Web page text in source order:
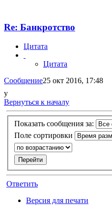
Re: Банкротство
Цитата
Цитата
Сообщение25 окт 2016, 17:48
у
Вернуться к началу
Показать сообщения за:
Поле сортировки
Ответить
Версия для печати